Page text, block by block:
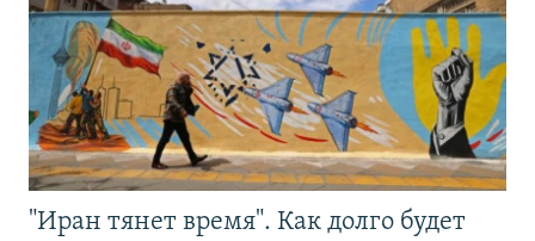
"Иран тянет время". Как долго будет